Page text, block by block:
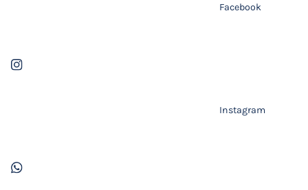
Facebook
Instagram